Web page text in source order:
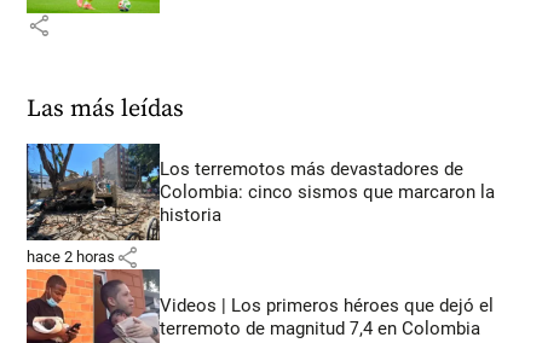
share
Las más leídas
Los terremotos más devastadores de
Colombia: cinco sismos que marcaron la
historia
hace 2 horas share
Videos | Los primeros héroes que dejó el
terremoto de magnitud 7,4 en Colombia